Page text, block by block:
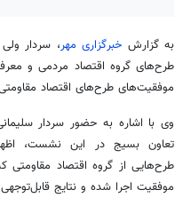
به گزارش خبرگزاری مهر، سردار ولی
موفقیت‌های طرح‌های اقتصاد
وی با اشاره به حضور سردار
تعاون بسیج در این نشست،
طرح‌هایی از گروه اقتصاد
موفقیت اجرا شده و نتایج